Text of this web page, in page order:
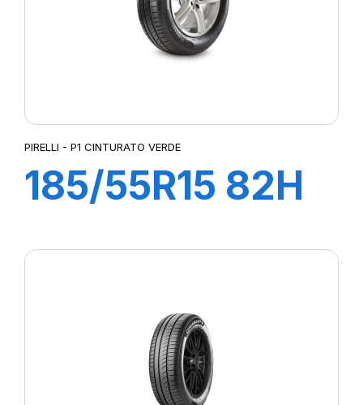
PIRELLI - P1 CINTURATO VERDE
185/55R15 82H